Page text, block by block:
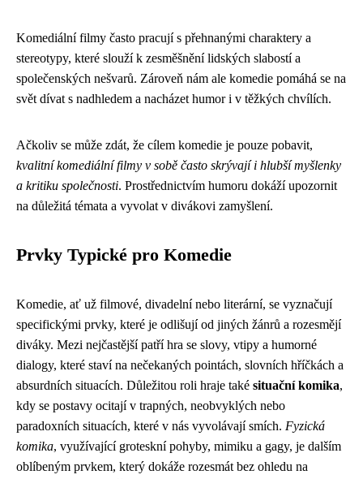
Komediální filmy často pracují s přehnanými charaktery a
stereotypy, které slouží k zesměšnění lidských slabostí a
společenských nešvarů. Zároveň nám ale komedie pomáhá se na
svět dívat s nadhledem a nacházet humor i v těžkých chvílích.
Ačkoliv se může zdát, že cílem komedie je pouze pobavit,
kvalitní komediální filmy v sobě často skrývají i hlubší myšlenky
a kritiku společnosti. Prostřednictvím humoru dokáží upozornit
na důležitá témata a vyvolat v divákovi zamyšlení.
Prvky Typické pro Komedie
Komedie, ať už filmové, divadelní nebo literární, se vyznačují
specifickými prvky, které je odlišují od jiných žánrů a rozesmějí
diváky. Mezi nejčastější patří hra se slovy, vtipy a humorné
dialogy, které staví na nečekaných pointách, slovních hříčkách a
absurdních situacích. Důležitou roli hraje také situační komika,
kdy se postavy ocitají v trapných, neobvyklých nebo
paradoxních situacích, které v nás vyvolávají smích. Fyzická
komika, využívající groteskní pohyby, mimiku a gagy, je dalším
oblíbeným prvkem, který dokáže rozesmát bez ohledu na